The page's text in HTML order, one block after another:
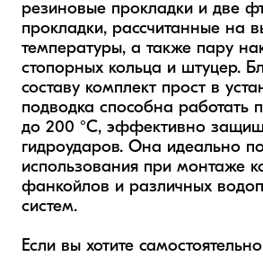
резиновые прокладки и две
прокладки, рассчитанные на
температуры, а также пару
стопорных кольца и штуцер.
составу комплект прост в
подводка способна работать
до 200 °C, эффективно
гидроударов. Она идеально
использования при монтаже
фанкойлов и различных
систем.
Если вы хотите